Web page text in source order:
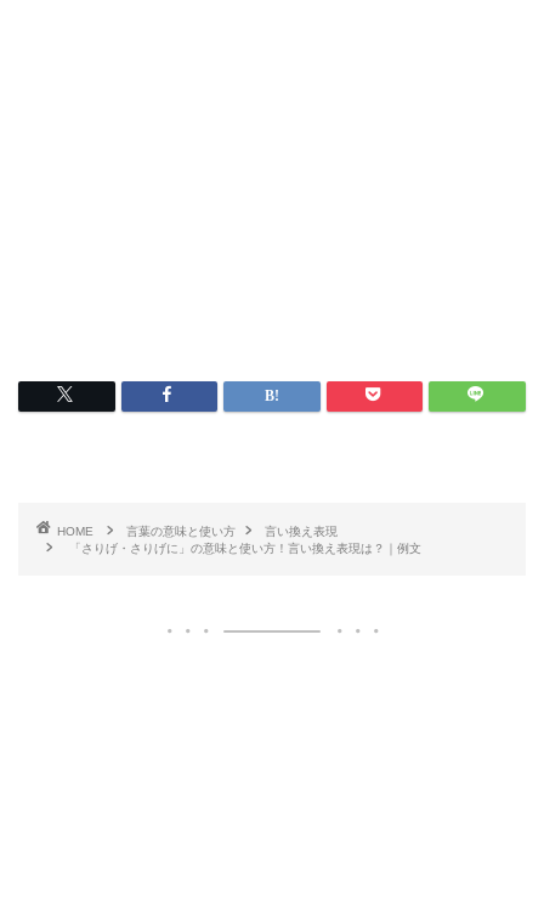
HOME 言葉の意味と使い方
言い換え表現
「さりげ・さりげに」の意味と使い方！言い換え表現は？｜例文